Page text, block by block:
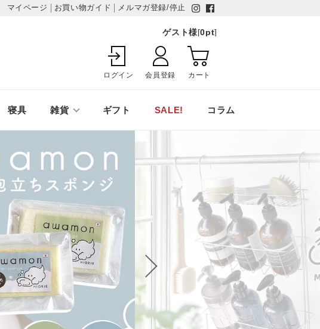
マイページ お買い物ガイド メルマガ登録/停止
ゲスト様[0pt]
ログイン 会員登録 カート
寝具 雑貨 ギフト SALE! コラム